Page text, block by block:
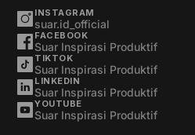
INSTAGRAM
suar.id_official
FACEBOOK
Suar Inspirasi Produktif
TIKTOK
Suar Inspirasi Produktif
LINKEDIN
Suar Inspirasi Produktif
YOUTUBE
Suar Inspirasi Produktif